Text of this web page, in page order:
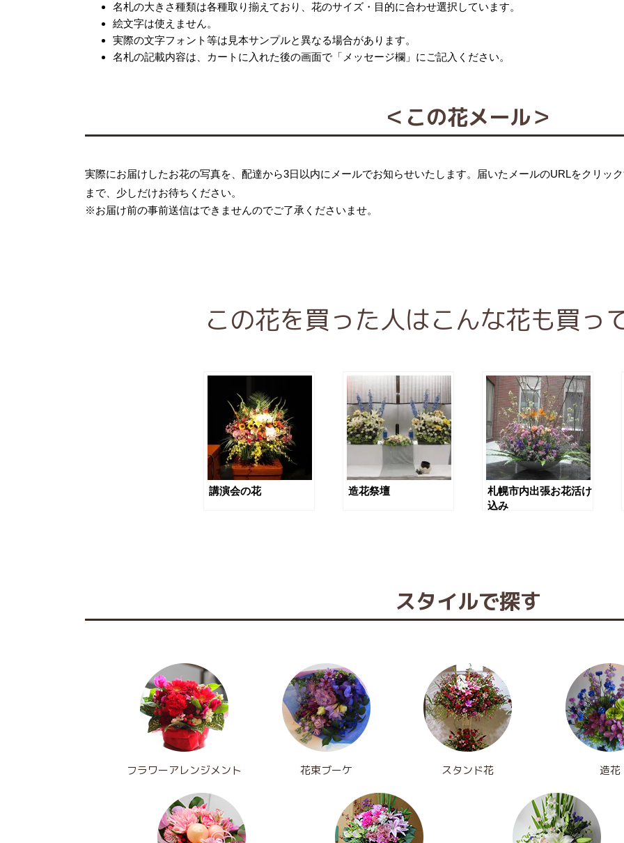
名札の大きさ種類は各種取り揃えており、花のサイズ・目的に合わせ選択しています。
絵文字は使えません。
実際の文字フォント等は見本サンプルと異なる場合があります。
名札の記載内容は、カートに入れた後の画面で「メッセージ欄」にご記入ください。
＜この花メール＞
実際にお届けしたお花の写真を、配達から3日以内にメールでお知らせいたします。届いたメールのURLをクリッ
まで、少しだけお待ちください。
※お届け前の事前送信はできませんのでご了承くださいませ。
この花を買った人はこんな花も買っ
講演会の花 造花祭壇
札幌市内出張お花活け
込み
スタイルで探す
フラワーアレンジメント 花束ブーケ スタンド花 造花